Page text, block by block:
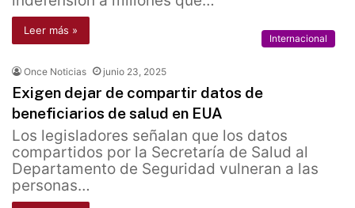
Leer más »
Internacional
Once Noticias junio 23, 2025
Exigen dejar de compartir datos de
beneficiarios de salud en EUA
Los legisladores señalan que los datos
compartidos por la Secretaría de Salud al
Departamento de Seguridad vulneran a las
personas…